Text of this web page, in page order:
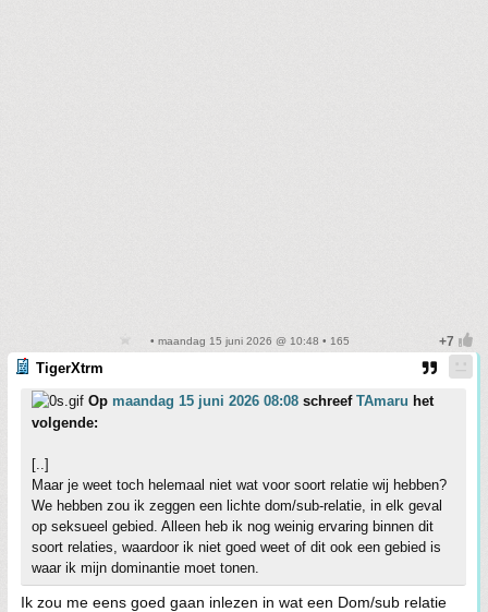
• maandag 15 juni 2026 @ 10:48 • 165
TigerXtrm
Op maandag 15 juni 2026 08:08 schreef TAmaru het
volgende:
[..]
Maar je weet toch helemaal niet wat voor soort relatie wij hebben?
We hebben zou ik zeggen een lichte dom/sub-relatie, in elk geval
op seksueel gebied. Alleen heb ik nog weinig ervaring binnen dit
soort relaties, waardoor ik niet goed weet of dit ook een gebied is
waar ik mijn dominantie moet tonen.
Ik zou me eens goed gaan inlezen in wat een Dom/sub relatie